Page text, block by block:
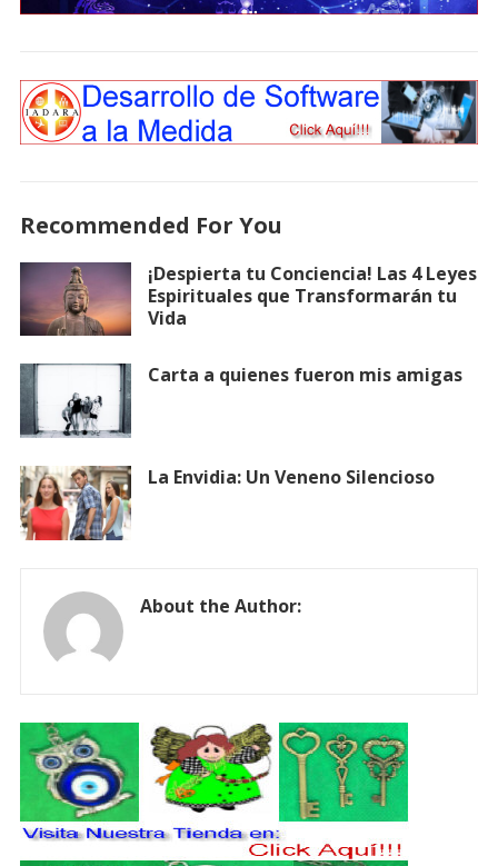
Recommended For You
¡Despierta tu Conciencia! Las 4 Leyes
Espirituales que Transformarán tu
Vida
Carta a quienes fueron mis amigas
La Envidia: Un Veneno Silencioso
About the Author: